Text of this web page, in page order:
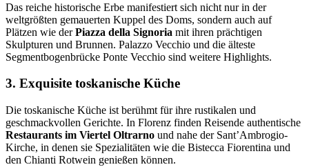
Das reiche historische Erbe manifestiert sich nicht nur in der
weltgrößten gemauerten Kuppel des Doms, sondern auch auf
Plätzen wie derPiazza della Signoria mit ihren prächtigen
Skulpturen und Brunnen. Palazzo Vecchio und die älteste
Segmentbogenbrücke Ponte Vecchio sind weitere Highlights.
3. Exquisite toskanische Küche
Die toskanische Küche ist berühmt für ihre rustikalen und
geschmackvollen Gerichte. In Florenz finden Reisende authentische
Restaurants im Viertel Oltrarno und nahe der Sant’Ambrogio-
Kirche, in denen sie Spezialitäten wie die Bistecca Fiorentina und
den Chianti Rotwein genießen können.